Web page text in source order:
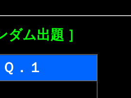
ダム出題 ］
Ｑ．１